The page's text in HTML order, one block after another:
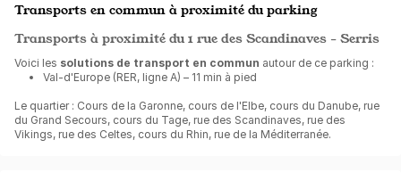
Transports en commun à proximité du parking
Transports à proximité du 1 rue des Scandinaves - Serris
Voici les solutions de transport en commun autour de ce parking :
Val-d'Europe (RER, ligne A) – 11 min à pied
Le quartier : Cours de la Garonne, cours de l'Elbe, cours du Danube, rue
du Grand Secours, cours du Tage, rue des Scandinaves, rue des
Vikings, rue des Celtes, cours du Rhin, rue de la Méditerranée.